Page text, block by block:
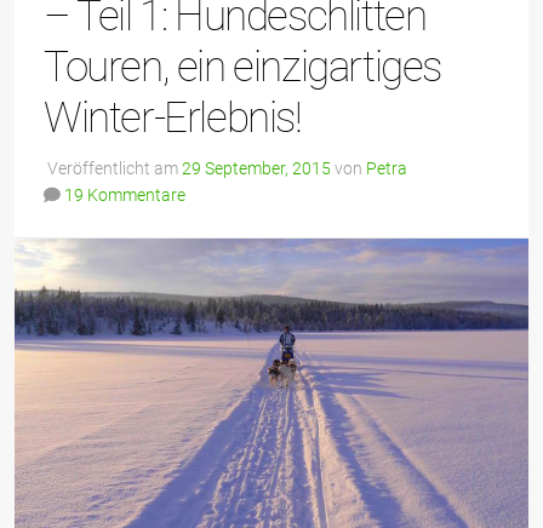
– Teil 1: Hundeschlitten
Touren, ein einzigartiges
Winter-Erlebnis!
Veröffentlicht am29 September, 2015 von Petra
19 Kommentare